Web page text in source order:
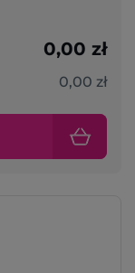
0,00 zł
0,00 zł